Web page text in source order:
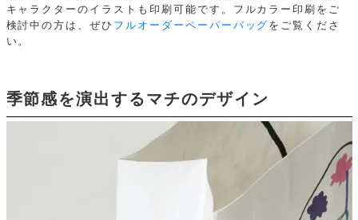
キャラクターのイラストも印刷可能です。フルカラー印刷をご
検討中の方は、ぜひ フルオーダーペーパーバッグ をご覧くださ
い。
季節感を演出するマチのデザイン